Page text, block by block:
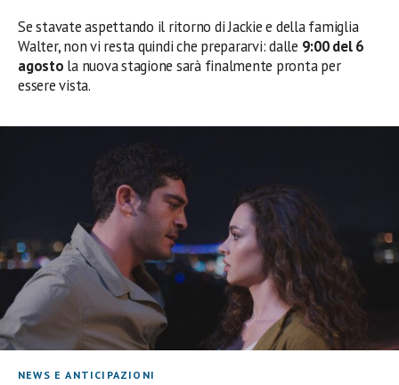
Se stavate aspettando il ritorno di Jackie e della famiglia
Walter, non vi resta quindi che prepararvi: dalle 9:00 del 6
agosto la nuova stagione sarà finalmente pronta per
essere vista.
NEWS E ANTICIPAZIONI